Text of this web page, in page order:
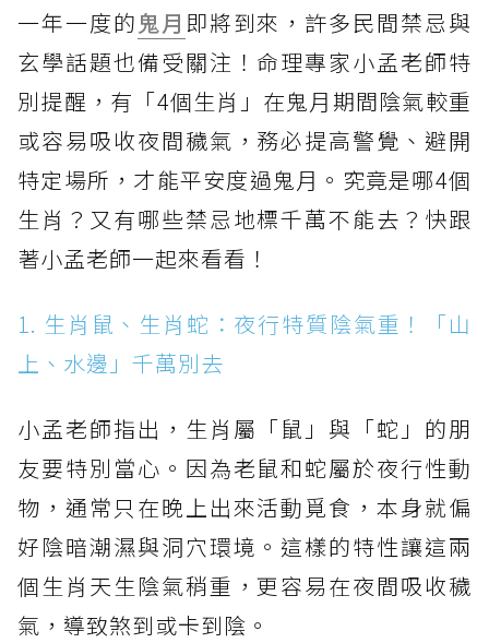
一年一度的鬼月 即將到來，許多民間禁忌與
玄學話題也備受關注！命理專家小孟老師特
別提醒，有「4個生肖」在鬼月期間陰氣較重
或容易吸收夜間穢氣，務必提高警覺、避開
特定場所，才能平安度過鬼月。究竟是哪4個
生肖？又有哪些禁忌地標千萬不能去？快跟
著小孟老師一起來看看！
1. 生肖鼠、生肖蛇：夜行特質陰氣重！「山
上、水邊」千萬別去
小孟老師指出，生肖屬「鼠」與「蛇」的朋
友要特別當心。因為老鼠和蛇屬於夜行性動
物，通常只在晚上出來活動覓食，本身就偏
好陰暗潮濕與洞穴環境。這樣的特性讓這兩
個生肖天生陰氣稍重，更容易在夜間吸收穢
氣，導致煞到或卡到陰。